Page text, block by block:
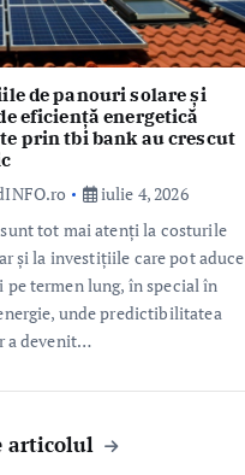
de panouri solare și
eficiență energetică
prin tbi bank au crescut
iulie 4, 2026
tot mai atenți la costurile
și la investițiile care pot aduce
pe termen lung, în special în
unde predictibilitatea
a devenit…
articolul